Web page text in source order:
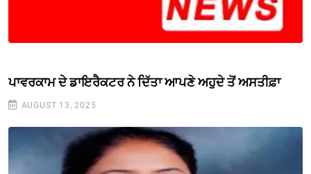
ਪਾਵਰਕਾਮ ਦੇ ਡਾਇਰੈਕਟਰ ਨੇ ਦਿੱਤਾ ਆਪਣੇ ਅਹੁਦੇ ਤੋਂ ਅਸਤੀਫ਼ਾ
AUGUST 13, 2025